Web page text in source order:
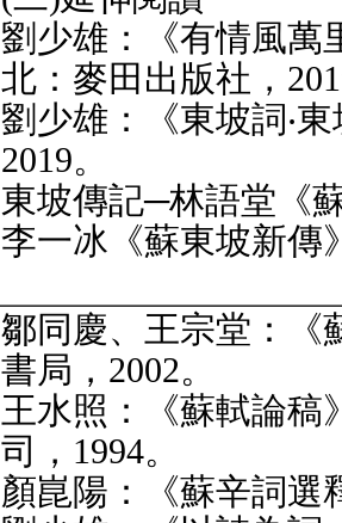
劉少雄：《有情風萬
北：麥田出版社，
劉少雄：《東坡詞‧
2019。
東坡傳記─林語堂《
李一冰《蘇東坡新傳
鄒同慶、王宗堂：《
書局，2002。
王水照：《蘇軾論稿
司，1994。
顏崑陽：《蘇辛詞選